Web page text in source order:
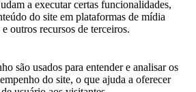
a executar certas funcionalidades,
do site em plataformas de mídia
outros recursos de terceiros.
são usados ​​para entender e analisar os
do site, o que ajuda a oferecer